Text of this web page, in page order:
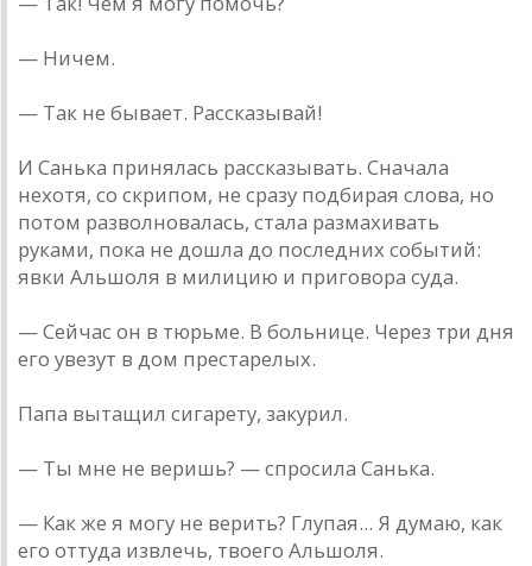
— Ничем.
— Так не бывает. Рассказывай!
И Санька принялась рассказывать. Сначала
нехотя, со скрипом, не сразу подбирая слова, но
потом разволновалась, стала размахивать
руками, пока не дошла до последних событий:
явки Альшоля в милицию и приговора суда.
— Сейчас он в тюрьме. В больнице. Через три дня
его увезут в дом престарелых.
Папа вытащил сигарету, закурил.
— Ты мне не веришь? — спросила Санька.
— Как же я могу не верить? Глупая... Я думаю, как
его оттуда извлечь, твоего Альшоля.